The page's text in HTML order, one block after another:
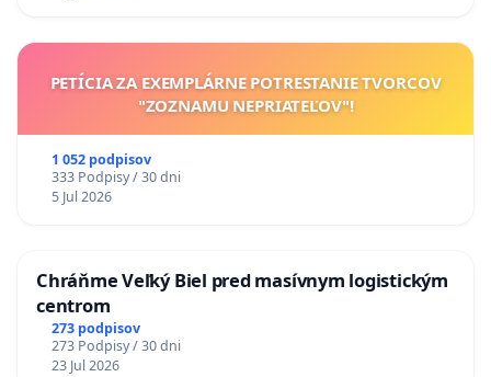
PETÍCIA ZA EXEMPLÁRNE POTRESTANIE TVORCOV
"ZOZNAMU NEPRIATEĽOV"!
1 052 podpisov
333 Podpisy / 30 dni
5 Jul 2026
Chráňme Veľký Biel pred masívnym logistickým
centrom
273 podpisov
273 Podpisy / 30 dni
23 Jul 2026